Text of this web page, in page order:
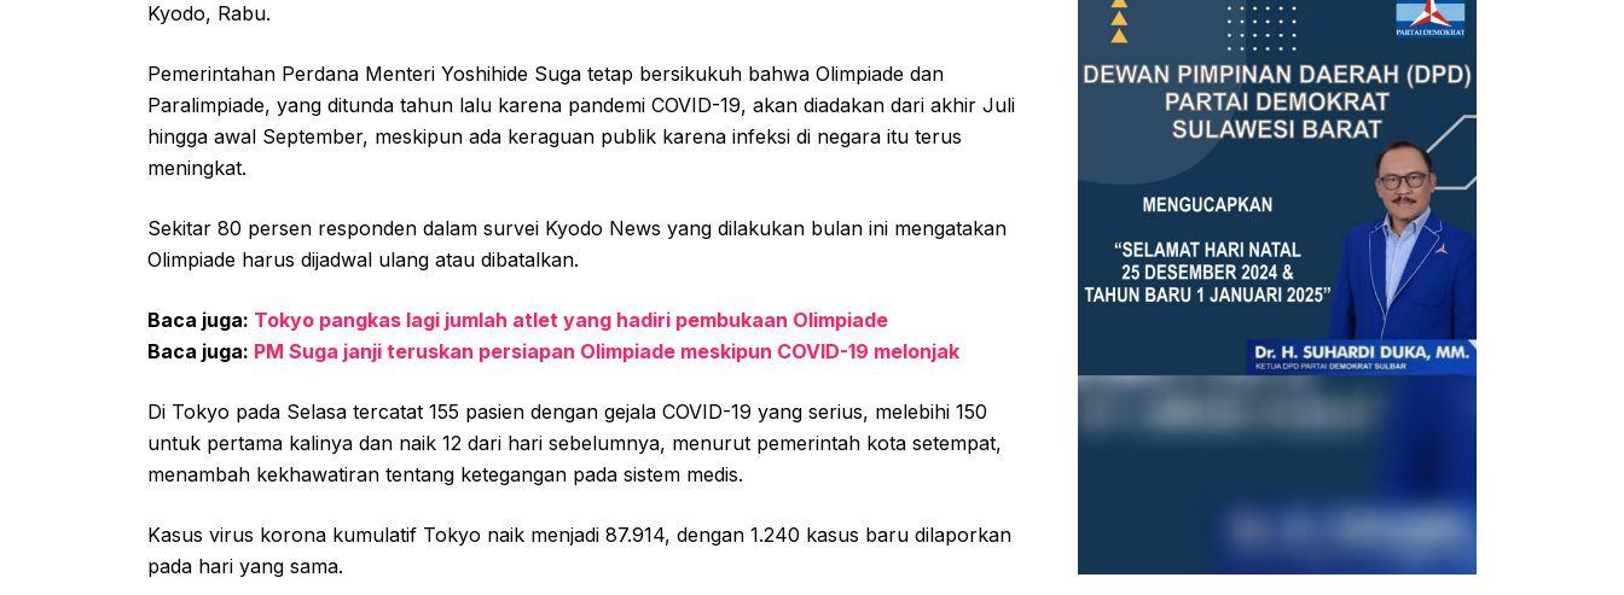
Kyodo, Rabu.
Pemerintahan Perdana Menteri Yoshihide Suga tetap bersikukuh bahwa Olimpiade dan
Paralimpiade, yang ditunda tahun lalu karena pandemi COVID-19, akan diadakan dari akhir Juli
hingga awal September, meskipun ada keraguan publik karena infeksi di negara itu terus
meningkat.
Sekitar 80 persen responden dalam survei Kyodo News yang dilakukan bulan ini mengatakan
Olimpiade harus dijadwal ulang atau dibatalkan.
Baca juga: Tokyo pangkas lagi jumlah atlet yang hadiri pembukaan Olimpiade
Baca juga: PM Suga janji teruskan persiapan Olimpiade meskipun COVID-19 melonjak
Di Tokyo pada Selasa tercatat 155 pasien dengan gejala COVID-19 yang serius, melebihi 150
untuk pertama kalinya dan naik 12 dari hari sebelumnya, menurut pemerintah kota setempat,
menambah kekhawatiran tentang ketegangan pada sistem medis.
Kasus virus korona kumulatif Tokyo naik menjadi 87.914, dengan 1.240 kasus baru dilaporkan
pada hari yang sama.